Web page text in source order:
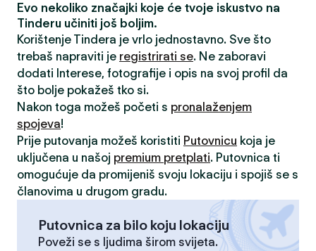
Evo nekoliko značajki koje će tvoje iskustvo na
Tinderu učiniti još boljim.
Korištenje Tindera je vrlo jednostavno. Sve što
trebaš napraviti je registrirati se. Ne zaboravi
dodati Interese, fotografije i opis na svoj profil da
što bolje pokažeš tko si.
Nakon toga možeš početi s pronalaženjem
spojeva!
Prije putovanja možeš koristiti Putovnicu koja je
uključena u našoj premium pretplati. Putovnica ti
omogućuje da promijeniš svoju lokaciju i spojiš se s
članovima u drugom gradu.
Putovnica za bilo koju lokaciju
Poveži se s ljudima širom svijeta.